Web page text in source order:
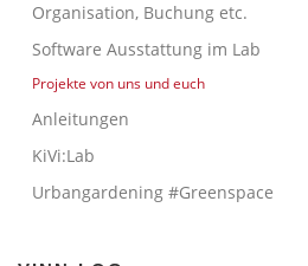
Organisation, Buchung etc.
Software Ausstattung im Lab
Projekte von uns und euch
Anleitungen
KiVi:Lab
Urbangardening #Greenspace